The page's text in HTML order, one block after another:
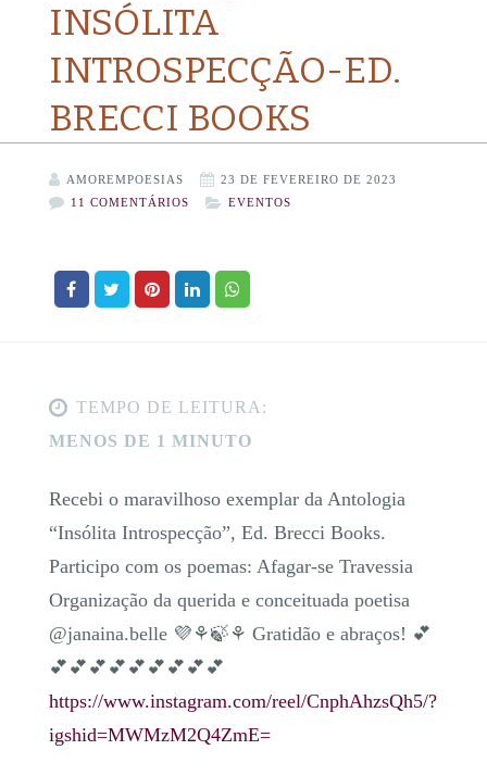
INSÓLITA
INTROSPECÇÃO-ED.
BRECCI BOOKS
AMOREMPOESIAS
23 DE FEVEREIRO DE 2023
11 COMENTÁRIOS
EVENTOS
TEMPO DE LEITURA:
MENOS DE 1 MINUTO
Recebi o maravilhoso exemplar da Antologia
“Insólita Introspecção”, Ed. Brecci Books.
Participo com os poemas: Afagar-se Travessia
Organização da querida e conceituada poetisa
@janaina.belle 💜⚘🍃⚘ Gratidão e abraços! 💕
💕💕💕💕💕💕💕💕💕
https://www.instagram.com/reel/CnphAhzsQh5/?
igshid=MWMzM2Q4ZmE=